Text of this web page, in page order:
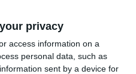
privacy
access information on a
personal data, such as
sent by a device for